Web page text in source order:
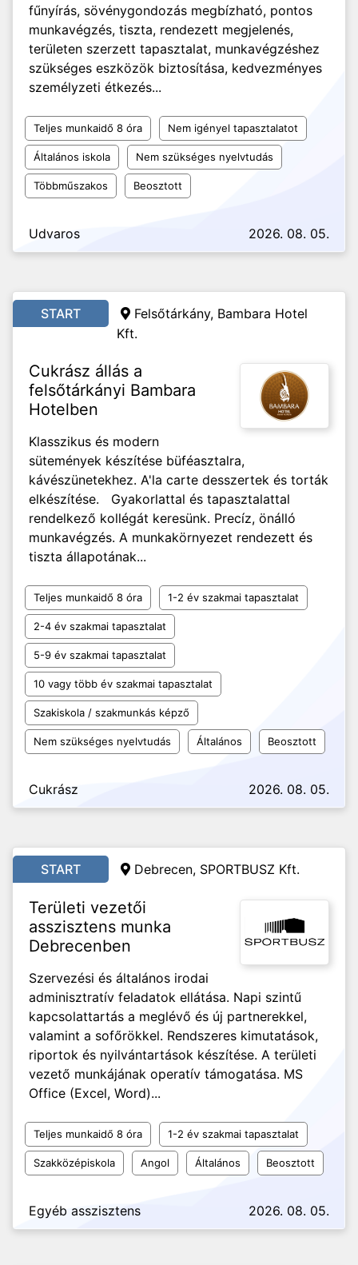
fűnyírás, sövénygondozás megbízható, pontos
munkavégzés, tiszta, rendezett megjelenés,
területen szerzett tapasztalat, munkavégzéshez
szükséges eszközök biztosítása, kedvezményes
személyzeti étkezés...
Teljes munkaidő 8 óra Nem igényel tapasztalatot
Általános iskola Nem szükséges nyelvtudás
Többműszakos Beosztott
Udvaros 2026. 08. 05.
START
Felsőtárkány, Bambara Hotel
Kft.
Cukrász állás a
felsőtárkányi Bambara
Hotelben
Klasszikus és modern
sütemények készítése büféasztalra,
kávészünetekhez. A'la carte desszertek és torták
elkészítése. Gyakorlattal és tapasztalattal
rendelkező kollégát keresünk. Precíz, önálló
munkavégzés. A munkakörnyezet rendezett és
tiszta állapotának...
Teljes munkaidő 8 óra 1-2 év szakmai tapasztalat
2-4 év szakmai tapasztalat
5-9 év szakmai tapasztalat
10 vagy több év szakmai tapasztalat
Szakiskola / szakmunkás képző
Nem szükséges nyelvtudás Általános Beosztott
Cukrász 2026. 08. 05.
START Debrecen, SPORTBUSZ Kft.
Területi vezetői
asszisztens munka
Debrecenben
Szervezési és általános irodai
adminisztratív feladatok ellátása. Napi szintű
kapcsolattartás a meglévő és új partnerekkel,
valamint a sofőrökkel. Rendszeres kimutatások,
riportok és nyilvántartások készítése. A területi
vezető munkájának operatív támogatása. MS
Office (Excel, Word)...
Teljes munkaidő 8 óra 1-2 év szakmai tapasztalat
Szakközépiskola Angol Általános Beosztott
Egyéb asszisztens 2026. 08. 05.